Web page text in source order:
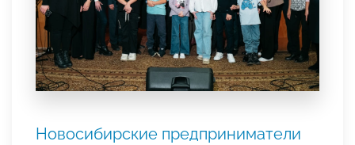
Новосибирские предприниматели